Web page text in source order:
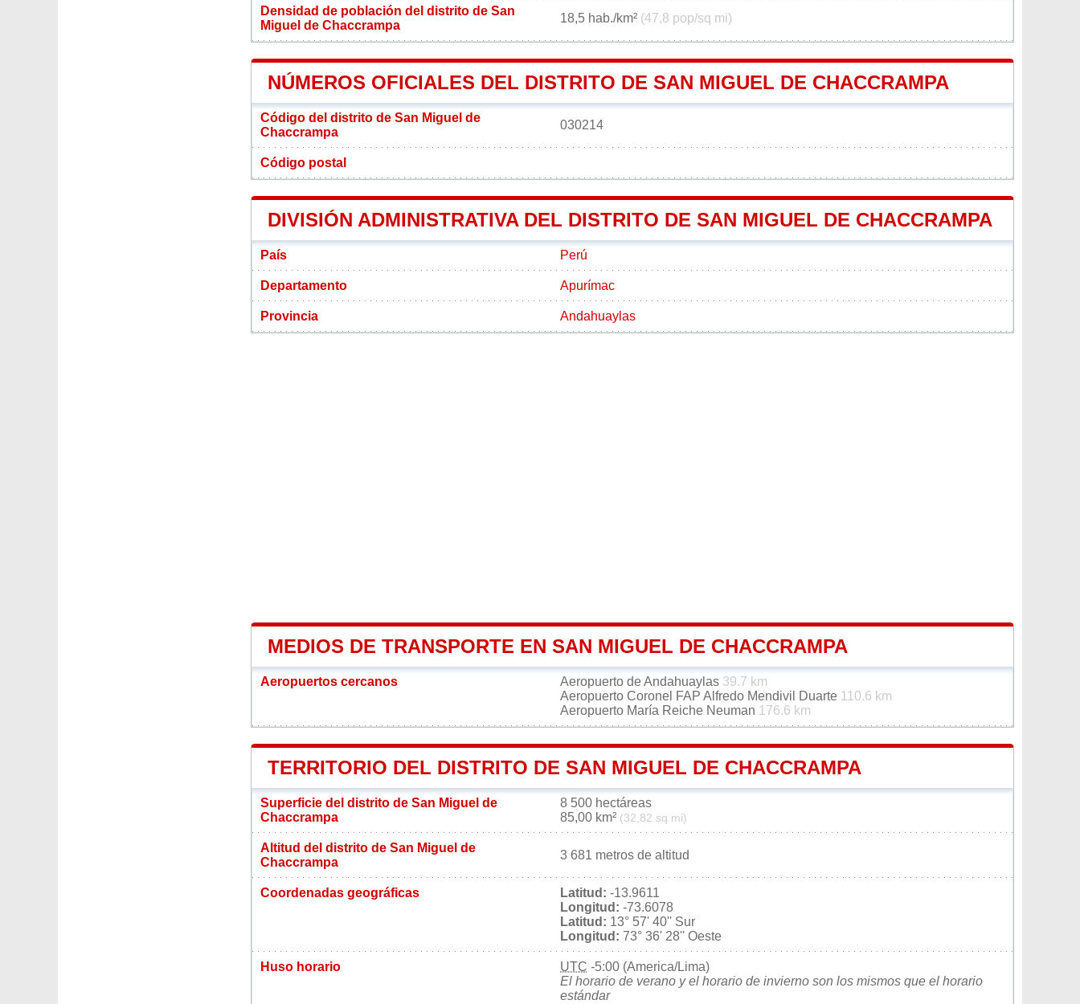
Densidad de población del distrito de San
Miguel de Chaccrampa
18,5 hab./km² (47,8 pop/sq mi)
NÚMEROS OFICIALES DEL DISTRITO DE SAN MIGUEL DE CHACCRAMPA
Código del distrito de San Miguel de
Chaccrampa
030214
Código postal
DIVISIÓN ADMINISTRATIVA DEL DISTRITO DE SAN MIGUEL DE CHACCRAMPA
País Perú
Departamento Apurímac
Provincia Andahuaylas
MEDIOS DE TRANSPORTE EN SAN MIGUEL DE CHACCRAMPA
Aeropuertos cercanos Aeropuerto de Andahuaylas 39.7 km
Aeropuerto Coronel FAP Alfredo Mendivil Duarte 110.6 km
Aeropuerto María Reiche Neuman 176.6 km
TERRITORIO DEL DISTRITO DE SAN MIGUEL DE CHACCRAMPA
Superficie del distrito de San Miguel de
Chaccrampa
8 500 hectáreas
85,00 km² (32,82 sq mi)
Altitud del distrito de San Miguel de
Chaccrampa
3 681 metros de altitud
Coordenadas geográficas Latitud: -13.9611
Longitud: -73.6078
Latitud: 13° 57' 40'' Sur
Longitud: 73° 36' 28'' Oeste
Huso horario UTC -5:00 (America/Lima)
El horario de verano y el horario de invierno son los mismos que el horario
estándar